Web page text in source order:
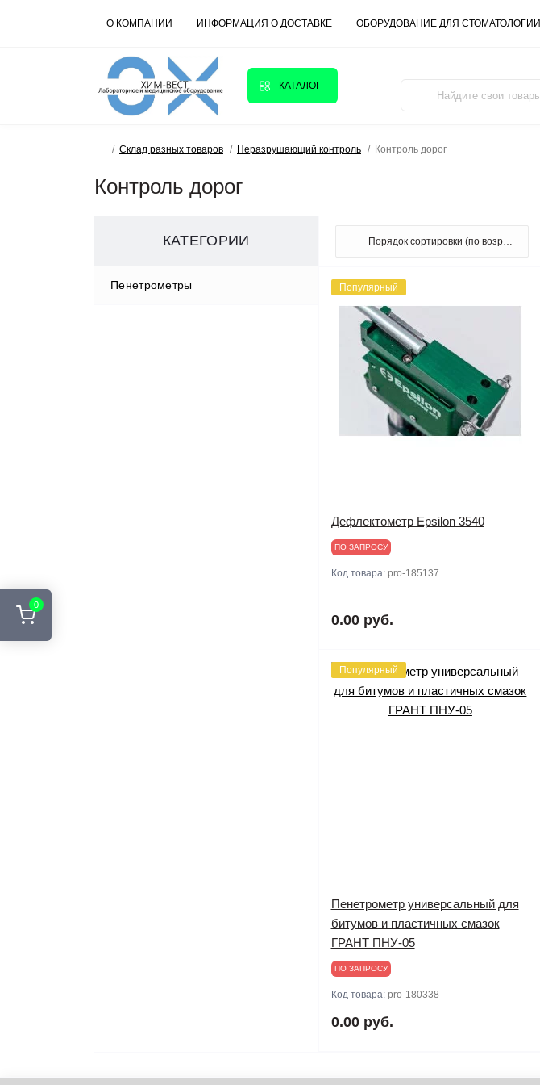
0
О КОМПАНИИ ИНФОРМАЦИЯ О ДОСТАВКЕ ОБОРУДОВАНИЕ ДЛЯ СТОМАТОЛОГИИ
КАТАЛОГ
Склад разных товаров Неразрушающий контроль Контроль дорог
Контроль дорог
КАТЕГОРИИ
Пенетрометры Популярный
Дефлектометр Epsilon 3540
ПО ЗАПРОСУ
Код товара: pro-185137
0.00 руб.
Популярный
Пенетрометр универсальный для
битумов и пластичных смазок
ГРАНТ ПНУ-05
ПО ЗАПРОСУ
Код товара: pro-180338
0.00 руб.